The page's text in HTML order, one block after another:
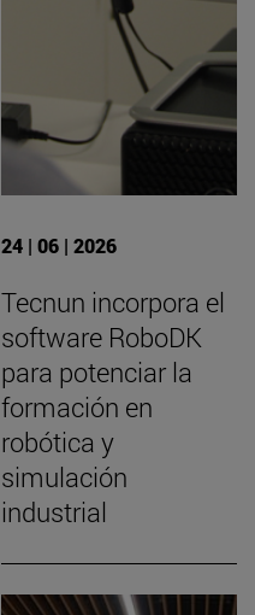
24 | 06 | 2026
Tecnun incorpora el
software RoboDK
para potenciar la
formación en
robótica y
simulación
industrial